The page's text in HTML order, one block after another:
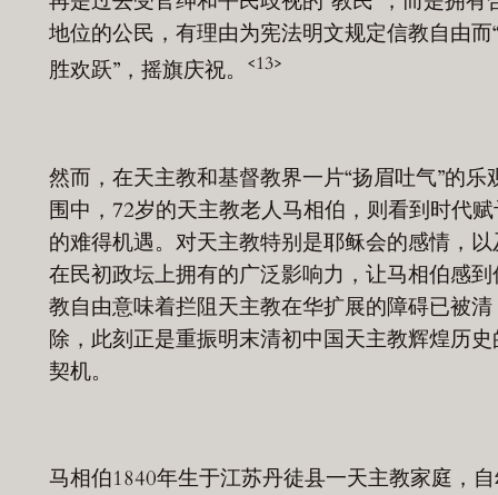
地位的公民，有理由为宪法明文规定信教自由而
胜欢跃”，摇旗庆祝。
<13>
然而，在天主教和基督教界一片“扬眉吐气”的乐
围中，72岁的天主教老人马相伯，则看到时代
的难得机遇。对天主教特别是耶稣会的感情，以
在民初政坛上拥有的广泛影响力，让马相伯感到
教自由意味着拦阻天主教在华扩展的障碍已被清
除，此刻正是重振明末清初中国天主教辉煌历史
契机。
马相伯1840年生于江苏丹徒县一天主教家庭，